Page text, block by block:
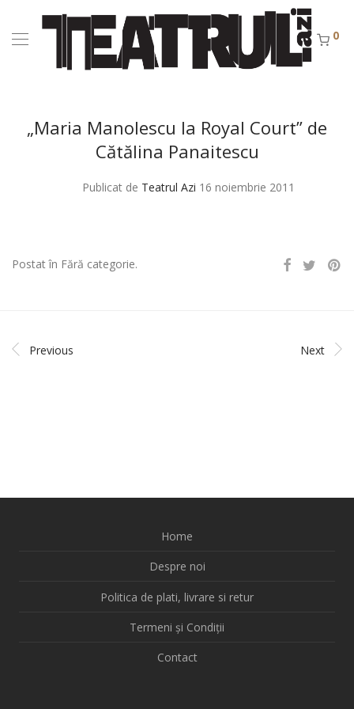
0
„Maria Manolescu la Royal Court” de
Cătălina Panaitescu
Publicat de Teatrul Azi 16 noiembrie 2011
Postat în Fără categorie.
Previous Next
Home
Despre noi
Politica de plati, livrare si retur
Termeni și Condiții
Contact